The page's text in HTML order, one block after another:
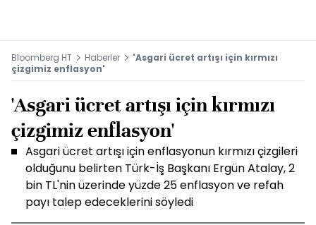
Bloomberg HT Haberler
'Asgari ücret artışı için kırmızı
çizgimiz enflasyon'
'Asgari ücret artışı için kırmızı
çizgimiz enflasyon'
Asgari ücret artışı için enflasyonun kırmızı çizgileri
olduğunu belirten Türk-İş Başkanı Ergün Atalay, 2
bin TL'nin üzerinde yüzde 25 enflasyon ve refah
payı talep edeceklerini söyledi